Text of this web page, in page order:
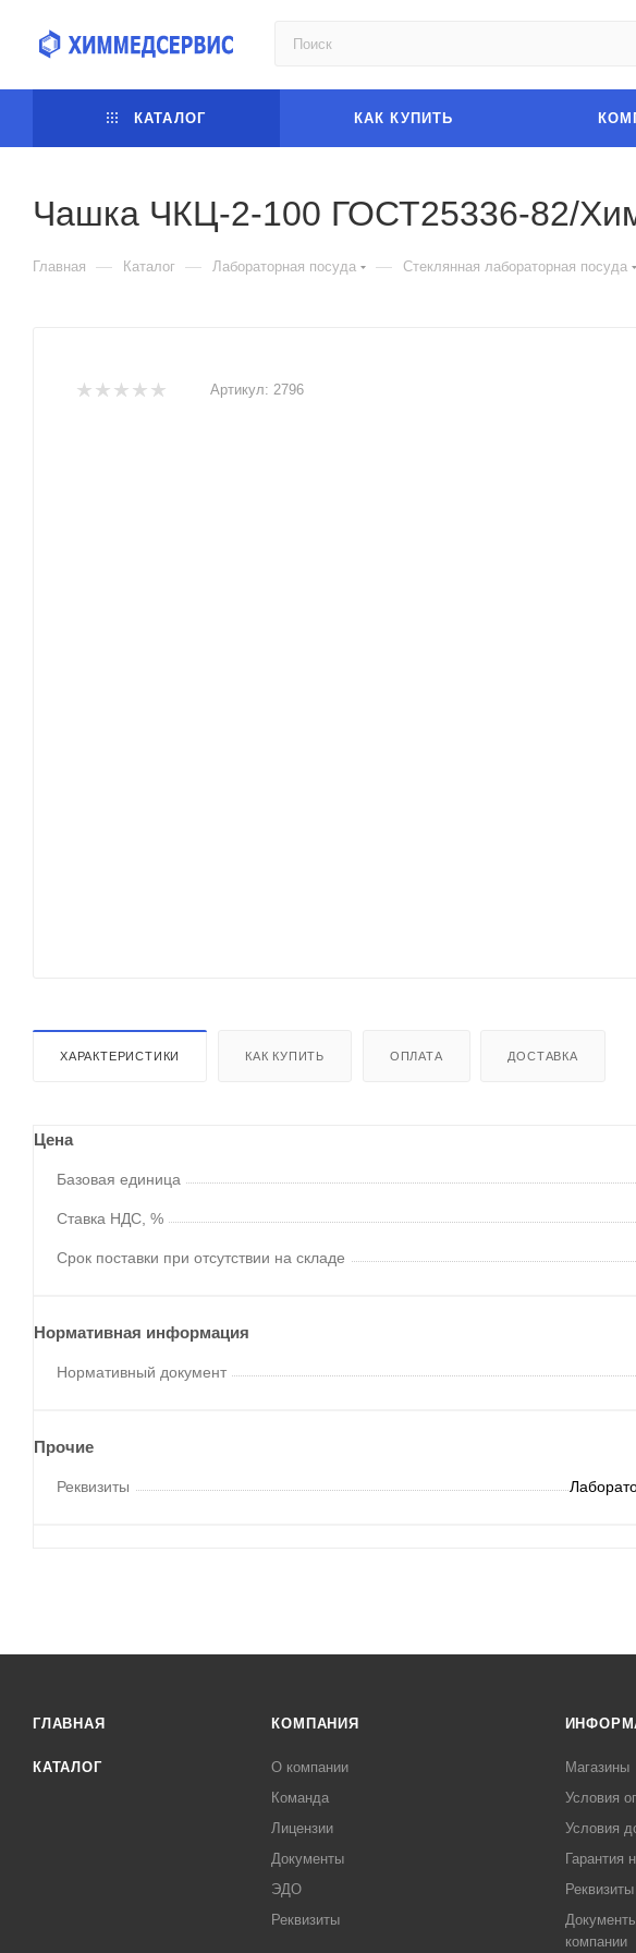
КАТАЛОГ КАК КУПИТЬ
Чашка ЧКЦ-2-100 ГОСТ25336-82/
Главная — Каталог — Лабораторная посуда — Стеклянная лабораторная посуда
Артикул: 2796
ХАРАКТЕРИСТИКИ КАК КУПИТЬ ОПЛАТА ДОСТАВКА
Цена
Базовая единица
Ставка НДС, %
Срок поставки при отсутствии на складе
Нормативная информация
Нормативный документ
Прочие
Реквизиты
ГЛАВНАЯ
КАТАЛОГ
КОМПАНИЯ
О компании
Команда
Лицензии
Документы
ЭДО
Реквизиты
Магазины
Условия
Условия
Гарантия
Реквизиты
компании